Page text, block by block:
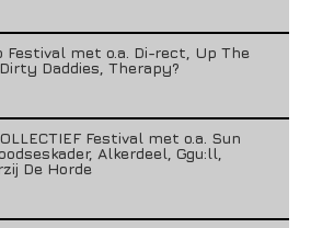
Festival met o.a. Di-rect, Up The
Daddies, Therapy?
Festival met o.a. Sun
Alkerdeel, Ggu:ll,
De Horde